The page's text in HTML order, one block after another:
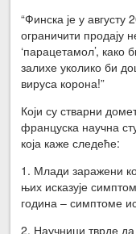
“Финска је у августу
ограничити продају
‘парацетамол’, како
залихе уколико би
вируса корона!”
Који су стварни
француска научна
која каже следеће:
1. Млади заражени
њих исказује
година – симптоме
2. Научници тврде